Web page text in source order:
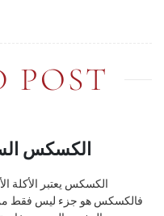
POST
الكسكس
الكسكس يعتبر الأكلة
فالكسكس هو جزء ليس فقط من